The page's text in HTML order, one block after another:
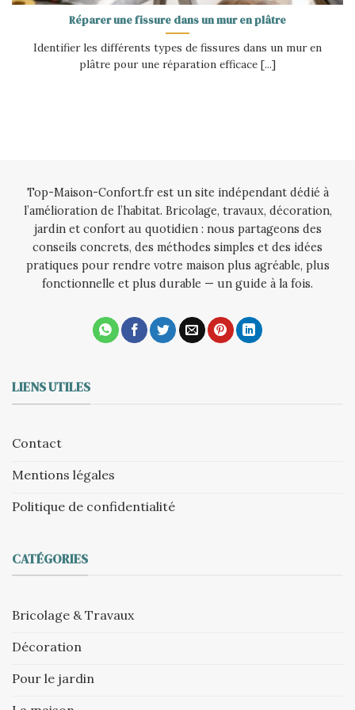
Réparer une fissure dans un mur en plâtre
Identifier les différents types de fissures dans un mur en
plâtre pour une réparation efficace [...]
Top-Maison-Confort.fr est un site indépendant dédié à
l’amélioration de l’habitat. Bricolage, travaux, décoration,
jardin et confort au quotidien : nous partageons des
conseils concrets, des méthodes simples et des idées
pratiques pour rendre votre maison plus agréable, plus
fonctionnelle et plus durable — un guide à la fois.
LIENS UTILES
Contact
Mentions légales
Politique de confidentialité
CATÉGORIES
Bricolage & Travaux
Décoration
Pour le jardin